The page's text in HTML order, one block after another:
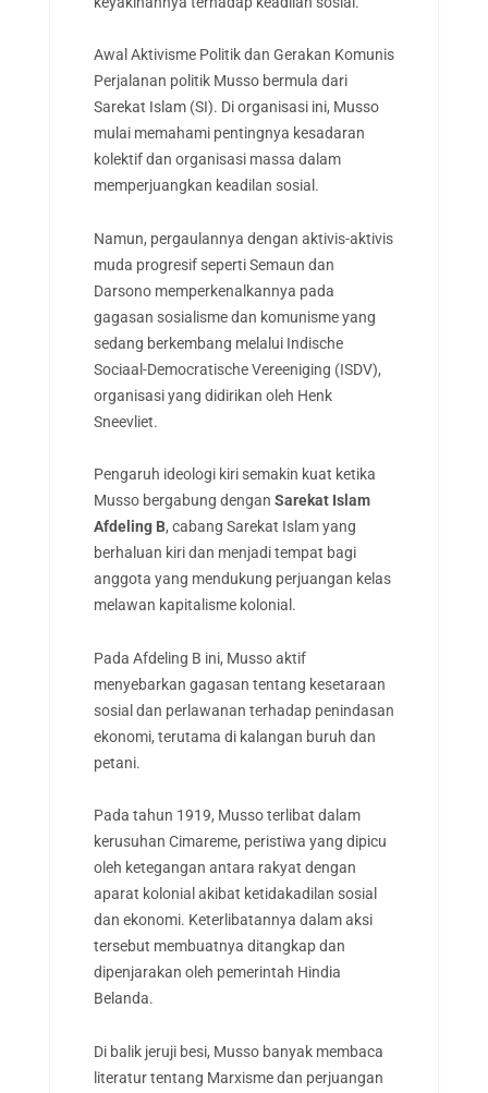
Awal Aktivisme Politik dan Gerakan Komunis
Perjalanan politik Musso bermula dari
Sarekat Islam (SI). Di organisasi ini, Musso
mulai memahami pentingnya kesadaran
kolektif dan organisasi massa dalam
memperjuangkan keadilan sosial.
Namun, pergaulannya dengan aktivis-aktivis
muda progresif seperti Semaun dan
Darsono memperkenalkannya pada
gagasan sosialisme dan komunisme yang
sedang berkembang melalui Indische
Sociaal-Democratische Vereeniging (ISDV),
organisasi yang didirikan oleh Henk
Sneevliet.
Pengaruh ideologi kiri semakin kuat ketika
Musso bergabung dengan Sarekat Islam
Afdeling B, cabang Sarekat Islam yang
berhaluan kiri dan menjadi tempat bagi
anggota yang mendukung perjuangan kelas
melawan kapitalisme kolonial.
Pada Afdeling B ini, Musso aktif
menyebarkan gagasan tentang kesetaraan
sosial dan perlawanan terhadap penindasan
ekonomi, terutama di kalangan buruh dan
petani.
Pada tahun 1919, Musso terlibat dalam
kerusuhan Cimareme, peristiwa yang dipicu
oleh ketegangan antara rakyat dengan
aparat kolonial akibat ketidakadilan sosial
dan ekonomi. Keterlibatannya dalam aksi
tersebut membuatnya ditangkap dan
dipenjarakan oleh pemerintah Hindia
Belanda.
Di balik jeruji besi, Musso banyak membaca
literatur tentang Marxisme dan perjuangan